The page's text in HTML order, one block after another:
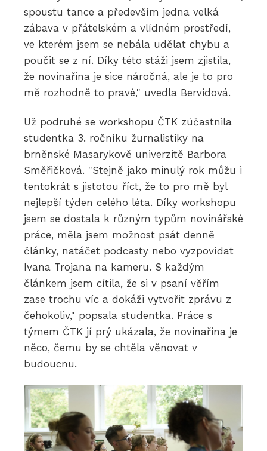
spoustu tance a především jedna velká
zábava v přátelském a vlídném prostředí,
ve kterém jsem se nebála udělat chybu a
poučit se z ní. Díky této stáži jsem zjistila,
že novinařina je sice náročná, ale je to pro
mě rozhodně to pravé," uvedla Bervidová.
Už podruhé se workshopu ČTK zúčastnila
studentka 3. ročníku žurnalistiky na
brněnské Masarykově univerzitě Barbora
Směřičková. "Stejně jako minulý rok můžu i
tentokrát s jistotou říct, že to pro mě byl
nejlepší týden celého léta. Díky workshopu
jsem se dostala k různým typům novinářské
práce, měla jsem možnost psát denně
články, natáčet podcasty nebo vyzpovídat
Ivana Trojana na kameru. S každým
článkem jsem cítila, že si v psaní věřím
zase trochu víc a dokáži vytvořit zprávu z
čehokoliv," popsala studentka. Práce s
týmem ČTK jí prý ukázala, že novinařina je
něco, čemu by se chtěla věnovat v
budoucnu.